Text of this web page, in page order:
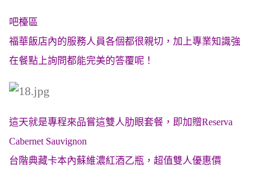
吧檯區
福華飯店內的服務人員各個都很親切，加上專業知識強
在餐點上詢問都能完美的答覆呢！
這天就是專程來品嘗這雙人肋眼套餐，即加贈Reserva
Cabernet Sauvignon
台階典藏卡本內蘇維濃紅酒乙瓶，超值雙人優惠價